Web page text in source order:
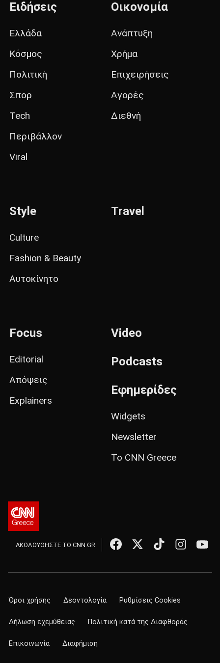
Ειδήσεις
Ελλάδα
Κόσμος
Πολιτική
Σπορ
Tech
Περιβάλλον
Viral
Οικονομία
Ανάπτυξη
Χρήμα
Επιχειρήσεις
Αγορές
Διεθνή
Style
Culture
Fashion & Beauty
Αυτοκίνητο
Travel
Focus
Editorial
Απόψεις
Explainers
Video
Podcasts
Εφημερίδες
Widgets
Newsletter
Το CNN Greece
ΑΚΟΛΟΥΘΗΣΤΕ ΤΟ CNN.GR
Όροι χρήσης Δεοντολογία Ρυθμίσεις Cookies
Δήλωση εχεμύθειας Πολιτική κατά της Διαφθοράς
Επικοινωνία Διαφήμιση